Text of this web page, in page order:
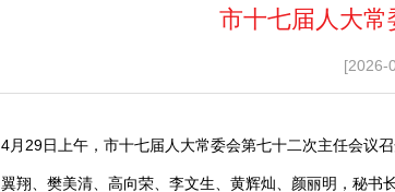
市十七届人大
[2026-
4月29日上午，市十七届人大常委会第七十二次主任会议
翼翔、樊美清、高向荣、李文生、黄辉灿、颜丽明，秘书